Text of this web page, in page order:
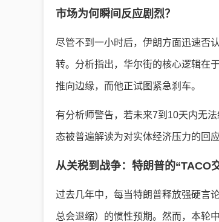
市场为何瞬间反应剧烈？
尽管不到一小时后，伊朗方面迅速否
转。分析指出，华尔街的核心逻辑在
推向边缘，而他正试图紧急刹车。
有分析师警告，若未来7到10天内无
态被普遍解读为对实体经济压力的回
从关税到战争：特朗普的“TACO
过去几年中，每当特朗普释放强硬言
总会退缩）的惯性预期。然而，本轮